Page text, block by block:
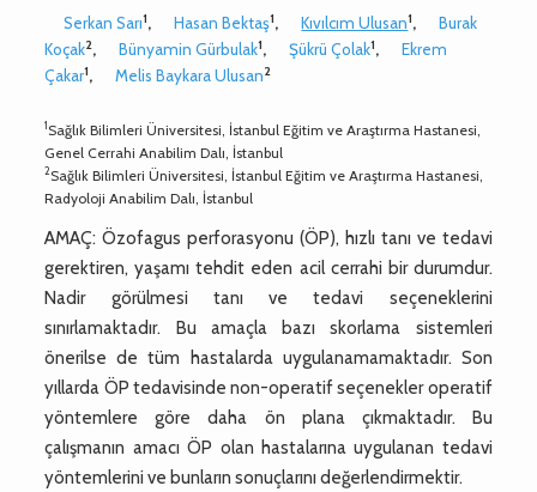
Serkan Sarı1, Hasan Bektaş1, Kıvılcım Ulusan1,
Burak
Koçak2, Bünyamin Gürbulak1, Şükrü Çolak1,
Ekrem
Çakar1, Melis Baykara Ulusan2
1Sağlık Bilimleri Üniversitesi, İstanbul Eğitim ve Araştırma Hastanesi,
Genel Cerrahi Anabilim Dalı, İstanbul
2Sağlık Bilimleri Üniversitesi, İstanbul Eğitim ve Araştırma Hastanesi,
Radyoloji Anabilim Dalı, İstanbul
AMAÇ: Özofagus perforasyonu (ÖP), hızlı tanı ve tedavi
gerektiren, yaşamı tehdit eden acil cerrahi bir durumdur.
Nadir görülmesi tanı ve tedavi seçeneklerini
sınırlamaktadır. Bu amaçla bazı skorlama sistemleri
önerilse de tüm hastalarda uygulanamamaktadır. Son
yıllarda ÖP tedavisinde non-operatif seçenekler operatif
yöntemlere göre daha ön plana çıkmaktadır. Bu
çalışmanın amacı ÖP olan hastalarına uygulanan tedavi
yöntemlerini ve bunların sonuçlarını değerlendirmektir.